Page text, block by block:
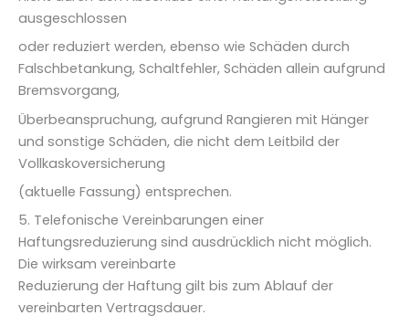
ausgeschlossen
oder reduziert werden, ebenso wie Schäden durch
Falschbetankung, Schaltfehler, Schäden allein aufgrund
Bremsvorgang,
Überbeanspruchung, aufgrund Rangieren mit Hänger
und sonstige Schäden, die nicht dem Leitbild der
Vollkaskoversicherung
(aktuelle Fassung) entsprechen.
5. Telefonische Vereinbarungen einer
Haftungsreduzierung sind ausdrücklich nicht möglich.
Die wirksam vereinbarte
Reduzierung der Haftung gilt bis zum Ablauf der
vereinbarten Vertragsdauer.